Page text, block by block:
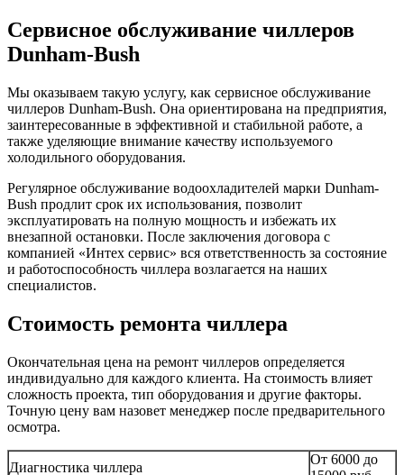
Сервисное обслуживание чиллеров
Dunham-Bush
Мы оказываем такую услугу, как сервисное обслуживание
чиллеров Dunham-Bush. Она ориентирована на предприятия,
заинтересованные в эффективной и стабильной работе, а
также уделяющие внимание качеству используемого
холодильного оборудования.
Регулярное обслуживание водоохладителей марки Dunham-
Bush продлит срок их использования, позволит
эксплуатировать на полную мощность и избежать их
внезапной остановки. После заключения договора с
компанией «Интех сервис» вся ответственность за состояние
и работоспособность чиллера возлагается на наших
специалистов.
Стоимость ремонта чиллера
Окончательная цена на ремонт чиллеров определяется
индивидуально для каждого клиента. На стоимость влияет
сложность проекта, тип оборудования и другие факторы.
Точную цену вам назовет менеджер после предварительного
осмотра.
Диагностика чиллера
От 6000 до